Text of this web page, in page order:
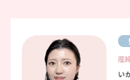
産
い